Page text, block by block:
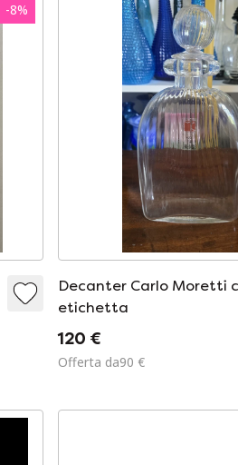
-8%
Decanter Carlo Moretti
etichetta
120 €
Offerta da90 €